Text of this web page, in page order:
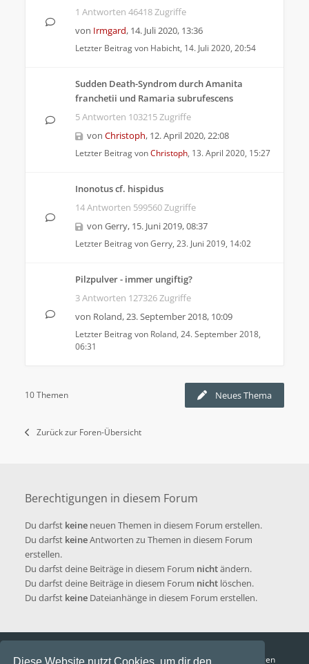
Diese Website nutzt Cookies, um dir den
1 Antworten 46418 Zugriffe
von Irmgard, 14. Juli 2020, 13:36
Letzter Beitrag von Habicht, 14. Juli 2020, 20:54
Sudden Death-Syndrom durch Amanita
franchetii und Ramaria subrufescens
5 Antworten 103215 Zugriffe
von Christoph, 12. April 2020, 22:08
Letzter Beitrag vonChristoph, 13. April 2020, 15:27
Inonotus cf. hispidus
14 Antworten 599560 Zugriffe
von Gerry, 15. Juni 2019, 08:37
Letzter Beitrag vonGerry, 23. Juni 2019, 14:02
Pilzpulver - immer ungiftig?
3 Antworten 127326 Zugriffe
von Roland,23. September 2018, 10:09
Letzter Beitrag von Roland, 24. September 2018,
06:31
Neues Thema
10 Themen
Zurück zur Foren-Übersicht
Berechtigungen in diesem Forum
Du darfst keine neuen Themen in diesem Forum erstellen.
Du darfst keineAntworten zu Themen in diesem Forum
erstellen.
Du darfst deine Beiträge in diesem Forum nichtändern.
Du darfst deine Beiträge in diesem Forum nicht löschen.
Du darfst keine Dateianhänge in diesem Forum erstellen.
Funga Austria FAQ Datenschutz Nutzungsbedingungen